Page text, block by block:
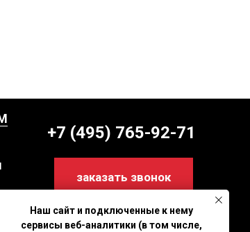
+7 (495) 765-92-71
заказать звонок
Наш сайт и подключенные к нему
сервисы веб-аналитики (в том числе,